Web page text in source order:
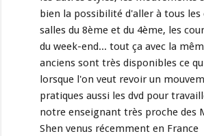
bien la possibilité d'aller à tous les
salles du 8ème et du 4ème, les
du week-end... tout ça avec la
anciens sont très disponibles ce
lorsque l'on veut revoir un
pratiques aussi les dvd pour
notre enseignant très proche des
Shen venus récemment en France